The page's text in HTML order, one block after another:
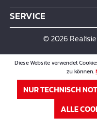
SERVICE
© 2026
Diese Website verwendet
zu können.
NUR TECHNISCH
ALLE